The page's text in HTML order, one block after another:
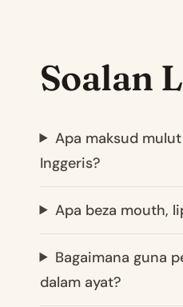
Soalan
Apa maksud
Inggeris?
Apa beza mouth,
Bagaimana guna
dalam ayat?